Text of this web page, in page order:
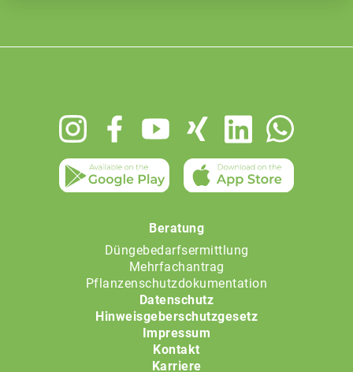
Beratung
Düngebedarfsermittlung
Mehrfachantrag
Pflanzenschutzdokumentation
Datenschutz
Hinweisgeberschutzgesetz
Impressum
Kontakt
Karriere